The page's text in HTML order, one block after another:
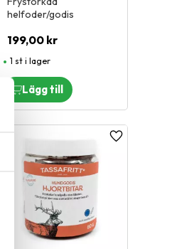
helfoder/godis
199,00 kr
1 st i lager
i favoriter Lägg till i